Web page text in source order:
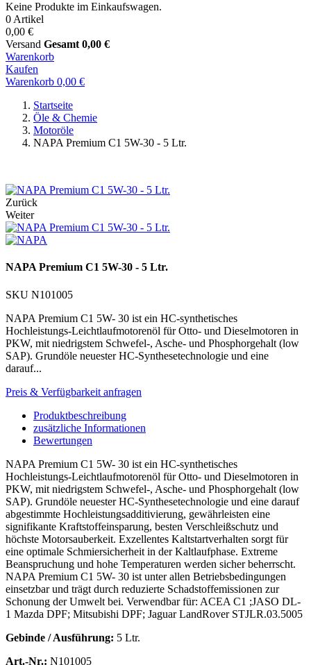
Keine Produkte im Einkaufswagen.
0 Artikel
0,00 €
Versand Gesamt 0,00 €
Warenkorb
Kaufen
Warenkorb 0,00 €
Startseite
Öle & Chemie
Motoröle
NAPA Premium C1 5W-30 - 5 Ltr.
Zurück
Weiter
NAPA Premium C1 5W-30 - 5 Ltr.
SKU N101005
NAPA Premium C1 5W- 30 ist ein HC-synthetisches
Hochleistungs-Leichtlaufmotorenöl für Otto- und Dieselmotoren in
PKW, mit niedrigstem Schwefel-, Asche- und Phosphorgehalt (low
SAP). Grundöle neuester HC-Synthesetechnologie und eine
darauf...
Preis & Verfügbarkeit anfragen
Produktbeschreibung
zusätzliche Informationen
Bewertungen
NAPA Premium C1 5W- 30 ist ein HC-synthetisches
Hochleistungs-Leichtlaufmotorenöl für Otto- und Dieselmotoren in
PKW, mit niedrigstem Schwefel-, Asche- und Phosphorgehalt (low
SAP). Grundöle neuester HC-Synthesetechnologie und eine darauf
abgestimmte Hochleistungsadditivierung, gewährleisten eine
signifikante Kraftstoffeinsparung, besten Verschleißschutz und
höchste Motorsauberkeit. Exzellentes Kaltstartverhalten sorgt für
eine optimale Schmiersicherheit in der Kaltlaufphase. Extreme
Beanspruchung und hohe Temperaturen werden sicher beherrscht.
NAPA Premium C1 5W- 30 ist unter allen Betriebsbedingungen
einsetzbar und trägt durch reduzierte Schadstoffemissionen zur
Schonung der Umwelt bei. Verwendbar für: ACEA C1 ;JASO DL-
1 Mazda DPF; Mitsubishi DPF; Jaguar LandRover STJLR.03.5005
Gebinde / Ausführung: 5 Ltr.
Art.-Nr.: N101005